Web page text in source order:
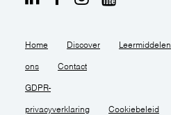
Home Discover Leermiddelen
ons Contact
GDPR-
privacyverklaring Cookiebeleid